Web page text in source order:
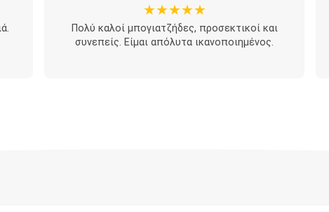
★★★★★
Πολύ καλοί μπογιατζήδες, προσεκτικοί και
συνεπείς. Είμαι απόλυτα ικανοποιημένος.